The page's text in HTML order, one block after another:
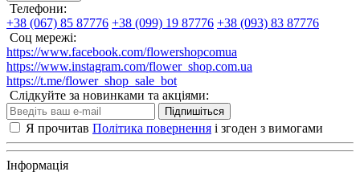
Телефони:
+38 (067) 85 87776 +38 (099) 19 87776 +38 (093) 83 87776
Соц мережі:
https://www.facebook.com/flowershopcomua
https://www.instagram.com/flower_shop.com.ua
https://t.me/flower_shop_sale_bot
Слідкуйте за новинками та акціями:
Підпишіться
Я прочитав Політика повернення і згоден з вимогами
Інформація